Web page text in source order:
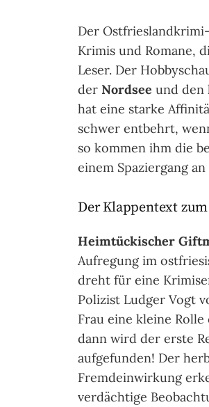
Der
Krimis und Romane,
Leser. Der
der Nordsee und den
hat eine starke
schwer entbehrt,
so kommen ihm die
einem Spaziergang
Der Klappentext
Heimtückischer
Aufregung im
dreht für eine
Polizist Ludger Vogt
Frau eine kleine
dann wird der erste
aufgefunden! Der
Fremdeinwirkung
verdächtige